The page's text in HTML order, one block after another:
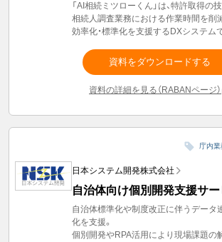
「AI相続ミツローくん」は、特許取得の
相続人調査業務における作業時間を削
効率化・標準化を支援するDXシステム
資料をダウンロードする
資料の詳細を見る（RABANページ）
庁内
日本システム開発株式会社
自治体向け個別開発支援サー
自治体標準化や制度改正に伴うデータ
化を支援。
個別開発やRPA活用により現場課題の